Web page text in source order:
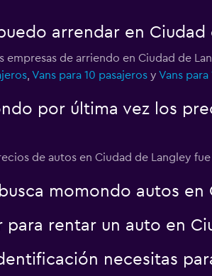
arrendar en Ciudad
empresas de arriendo en Ciudad de
, Vans para 10 pasajerosy Vans para
por última vez los
de autos en Ciudad de Langley
momondo autos en
rentar un auto en
necesitas